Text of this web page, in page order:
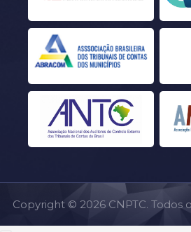
Copyright © 2026 CNPTC. Todos